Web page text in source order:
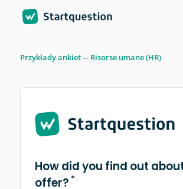
Przykłady ankiet Risorse umane (HR)